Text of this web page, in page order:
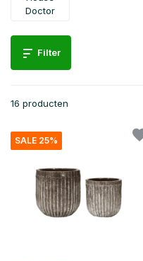
Doctor
Filter
16 producten
SALE 25%